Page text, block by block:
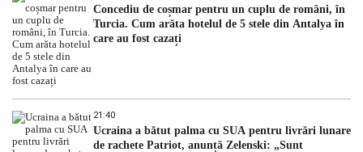
Concediu de coșmar pentru un cuplu de români, în
Turcia. Cum arăta hotelul de 5 stele din Antalya în
care au fost cazați
21:40
Ucraina a bătut palma cu SUA pentru livrări lunare
de rachete Patriot, anunță Zelenski: „Sunt